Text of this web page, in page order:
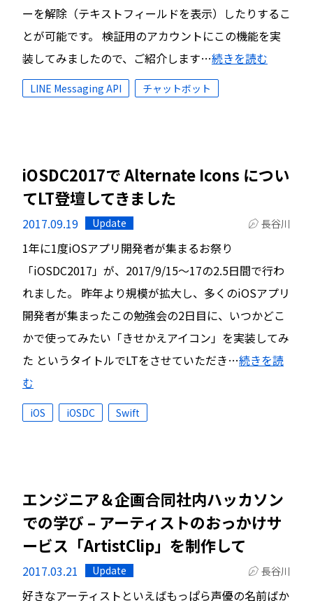
ーを解除（テキストフィールドを表示）したりするこ
とが可能です。 検証用のアカウントにこの機能を実
装してみましたので、ご紹介します…続きを読む
LINE Messaging API チャットボット
iOSDC2017で Alternate Icons につい
てLT登壇してきました
2017.09.19 Update 長谷川
1年に1度iOSアプリ開発者が集まるお祭り
「iOSDC2017」が、2017/9/15～17の2.5日間で行わ
れました。 昨年より規模が拡大し、多くのiOSアプリ
開発者が集まったこの勉強会の2日目に、いつかどこ
かで使ってみたい「きせかえアイコン」を実装してみ
た というタイトルでLTをさせていただき…続きを読
む
iOS iOSDC Swift
エンジニア＆企画合同社内ハッカソン
での学び – アーティストのおっかけサ
ービス「ArtistClip」を制作して
2017.03.21 Update 長谷川
好きなアーティストといえばもっぱら声優の名前ばか